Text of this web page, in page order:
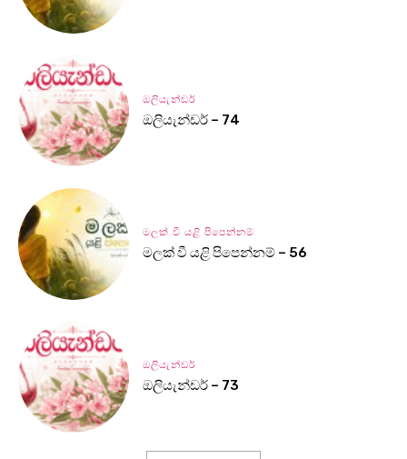
ඔලියැන්ඩර්
ඔලියැන්ඩර් – 74
මලක් වී යළි පිපෙන්නම්
මලක් වී යළි පිපෙන්නම් – 56
ඔලියැන්ඩර්
ඔලියැන්ඩර් – 73